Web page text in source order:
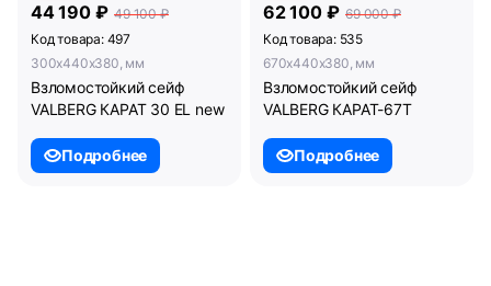
44 190 ₽ 49 100 ₽
Код товара: 497
300x440x380, мм
Взломостойкий сейф
VALBERG КАРАТ 30 EL new
Подробнее
62 100 ₽ 69 000 ₽
Код товара: 535
670x440x380, мм
Взломостойкий сейф
VALBERG КАРАТ-67T
Подробнее